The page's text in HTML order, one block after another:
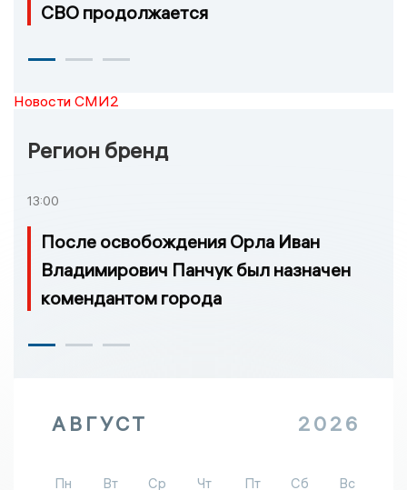
СВО продолжается
Новости СМИ2
Регион бренд
13:00
После освобождения Орла Иван
Владимирович Панчук был назначен
комендантом города
АВГУСТ 2026
Пн Вт Ср Чт Пт Сб Вс